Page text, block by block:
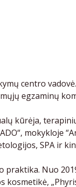
centro
egzaminų
kūrėja,
mokykloje
SPA ir
Nuo
kosmetikė,